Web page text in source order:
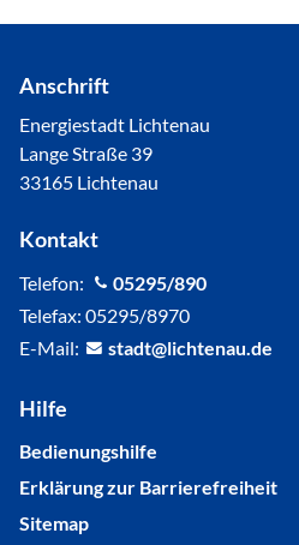
Anschrift
Energiestadt Lichtenau
Lange Straße 39
33165 Lichtenau
Kontakt
Telefon:
05295/890
Telefax: 05295/8970
E-Mail:
st dt l cht n d
Hilfe
Bedienungshilfe
Erklärung zur Barrierefreiheit
Sitemap